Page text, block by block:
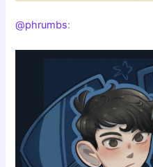
@phrumbs: